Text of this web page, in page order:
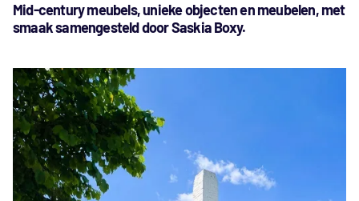
Mid-century meubels, unieke objecten en meubelen, met
smaak samengesteld door Saskia Boxy.